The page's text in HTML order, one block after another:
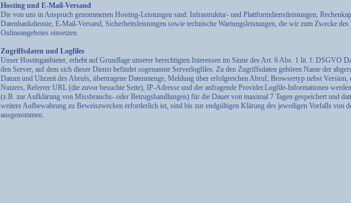
Hosting und E-Mail-Versand
Die von uns in Anspruch genommenen Hosting-Leistungen sind: Infrastruktur- und Plattformdienstleistungen,
Datenbankdienste, E-Mail-Versand, Sicherheitsleistungen sowie technische Wartungsleistungen, die wir zum Zwecke des
Onlineangebotes einsetzen.
Zugriffsdaten und Logfiles
Unser Hostinganbieter, erhebt auf Grundlage unserer berechtigten Interessen im Sinne des Art. 6 Abs. 1 lit. f. DSGVO
den Server, auf dem sich dieser Dienst befindet sogenannte Serverlogfiles. Zu den Zugriffsdaten gehören Name der
Datum und Uhrzeit des Abrufs, übertragene Datenmenge, Meldung über erfolgreichen Abruf, Browsertyp nebst Version,
Nutzers, Referrer URL (die zuvor besuchte Seite), IP-Adresse und der anfragende Provider.Logfile-Informationen
(z.B. zur Aufklärung von Missbrauchs- oder Betrugshandlungen) für die Dauer von maximal 7 Tagen gespeichert und
weitere Aufbewahrung zu Beweiszwecken erforderlich ist, sind bis zur endgültigen Klärung des jeweiligen Vorfalls von
ausgenommen.